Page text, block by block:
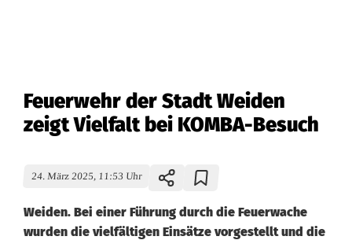
Feuerwehr der Stadt Weiden
zeigt Vielfalt bei KOMBA-Besuch
24. März 2025, 11:53 Uhr
Weiden. Bei einer Führung durch die Feuerwache
wurden die vielfältigen Einsätze vorgestellt und die